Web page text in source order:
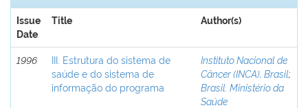
Issue
Date
Title Author(s)
1996
III. Estrutura do sistema de
saúde e do sistema de
informação do programa
Instituto Nacional de
Câncer (INCA), Brasil;
Brasil. Ministério da
Saúde